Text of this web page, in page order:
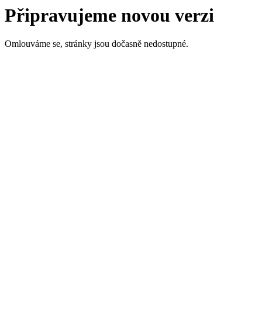
Připravujeme novou verzi
Omlouváme se, stránky jsou dočasně nedostupné.